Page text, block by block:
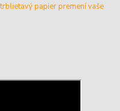
papier premení vaše